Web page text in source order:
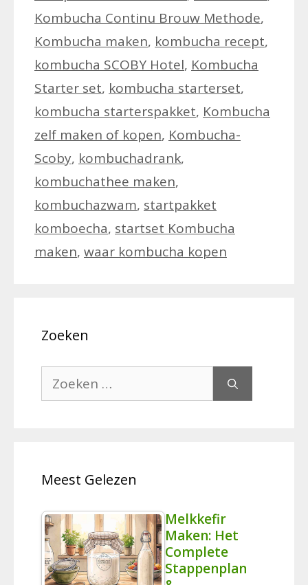
Kombucha Continu Brouw Methode,
Kombucha maken, kombucha recept,
kombucha SCOBY Hotel, Kombucha
Starter set, kombucha starterset,
kombucha starterspakket, Kombucha
zelf maken of kopen, Kombucha-
Scoby, kombuchadrank,
kombuchathee maken,
kombuchazwam, startpakket
komboecha, startset Kombucha
maken, waar kombucha kopen
Zoeken
Zoek
Meest Gelezen
Melkkefir
Maken: Het
Complete
Stappenplan